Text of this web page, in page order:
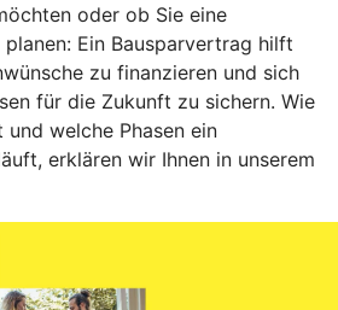
oder ob Sie eine
Ein Bausparvertrag hilft
zu finanzieren und sich
für die Zukunft zu sichern. Wie
welche Phasen ein
erklären wir Ihnen in unserem